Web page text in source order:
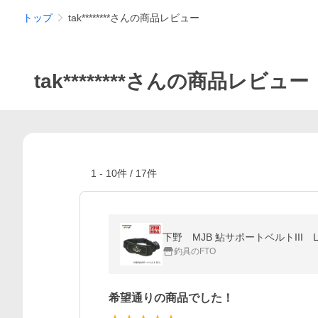
トップ tak********さんの商品レビュー
tak********さんの商品レビュー
1 - 10件 / 17件
下野 MJB 鮎サポートベルトIII L
釣具のFTO
希望通りの商品でした！